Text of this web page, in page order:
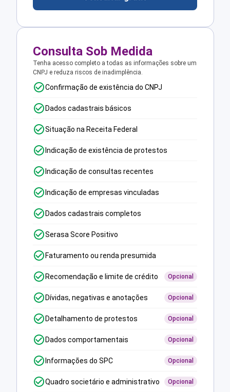
Consulta Sob Medida
Tenha acesso completo a todas as informações sobre um
CNPJ e reduza riscos de inadimplência.
Confirmação de existência do CNPJ
Dados cadastrais básicos
Situação na Receita Federal
Indicação de existência de protestos
Indicação de consultas recentes
Indicação de empresas vinculadas
Dados cadastrais completos
Serasa Score Positivo
Faturamento ou renda presumida
Recomendação e limite de crédito Opcional
Dívidas, negativas e anotações Opcional
Detalhamento de protestos Opcional
Dados comportamentais Opcional
Informações do SPC Opcional
Quadro societário e administrativo Opcional